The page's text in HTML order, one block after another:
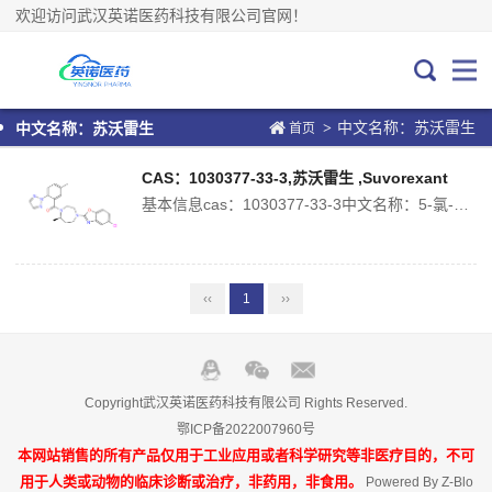
欢迎访问武汉英诺医药科技有限公司官网！
首页 > 中文名称：苏沃雷生
中文名称：苏沃雷生
CAS：1030377-33-3,苏沃雷生 ,Suvorexant
‹‹ 1 ››
Copyright武汉英诺医药科技有限公司 Rights Reserved.
鄂ICP备2022007960号
本网站销售的所有产品仅用于工业应用或者科学研究等非医疗目的，不可
用于人类或动物的临床诊断或治疗，非药用，非食用。
Powered By Z-Blo